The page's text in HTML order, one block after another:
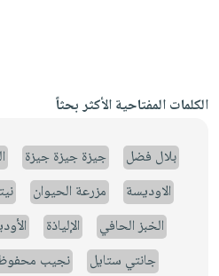
الكلمات المفتاحية الأكثر بحثاً
بلال فضل جيزة جيزة جيزة
الاوديسة
مزرعة الحيوان
الخبز الحافي
الإلياذة
جانتي ستايل
نجيب